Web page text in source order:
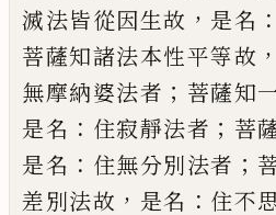
滅法皆從因生故 ， 是名 ：
菩薩知諸法本性平等故 ，
無摩納婆法者 ； 菩薩知
是名 ： 住寂靜法者 ； 菩
是名 ： 住無分別法者 ；
差別法故 ， 是名 ： 住不